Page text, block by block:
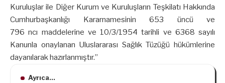
Kuruluşlar ile Diğer Kurum ve Kuruluşların Teşkilatı Hakkında
Cumhurbaşkanlığı Kararnamesinin 653 üncü ve
796 ncı maddelerine ve 10/3/1954 tarihli ve 6368 sayılı
Kanunla onaylanan Uluslararası Sağlık Tüzüğü hükümlerine
dayanılarak hazırlanmıştır.”
Ayrıca...